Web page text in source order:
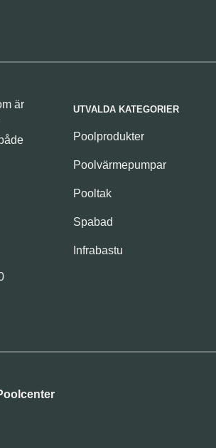
är
UTVALDA KATEGORIER
Poolprodukter
Poolvärmepumpar
Pooltak
Spabad
Infrabastu